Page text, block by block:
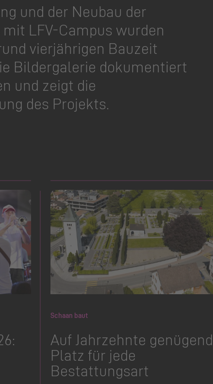
und der Neubau der
LFV-Campus wurden
vierjährigen Bauzeit
Bildergalerie dokumentiert
und zeigt die
des Projekts.
Schaan baut
Auf Jahrzehnte genügend
Platz für jede
Bestattungsart